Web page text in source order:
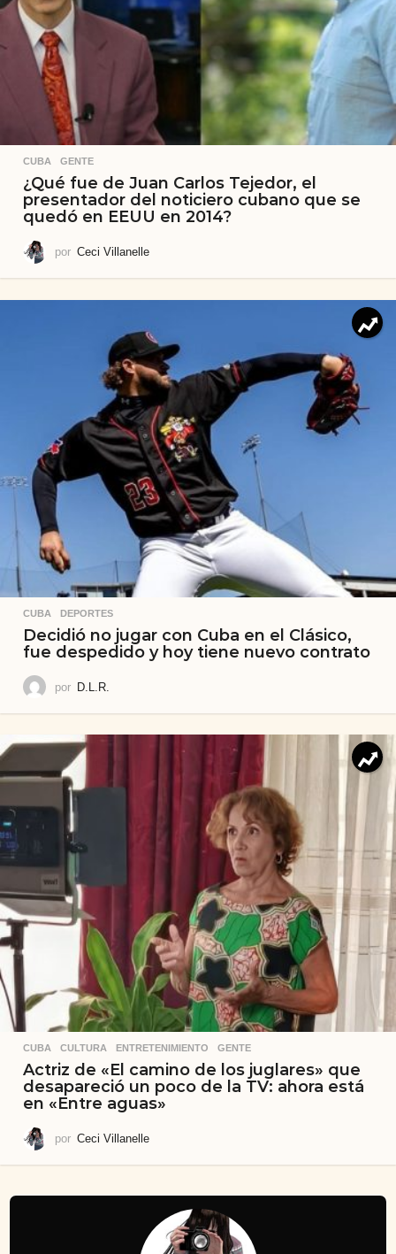
CUBA ,GENTE
¿Qué fue de Juan Carlos Tejedor, el
presentador del noticiero cubano que se
quedó en EEUU en 2014?
por Ceci Villanelle
CUBA ,DEPORTES
Decidió no jugar con Cuba en el Clásico,
fue despedido y hoy tiene nuevo contrato
por D.L.R.
CUBA ,CULTURA ,ENTRETENIMIENTO ,GENTE
Actriz de «El camino de los juglares» que
desapareció un poco de la TV: ahora está
en «Entre aguas»
por Ceci Villanelle